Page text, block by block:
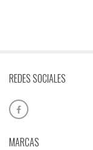
REDES SOCIALES
MARCAS